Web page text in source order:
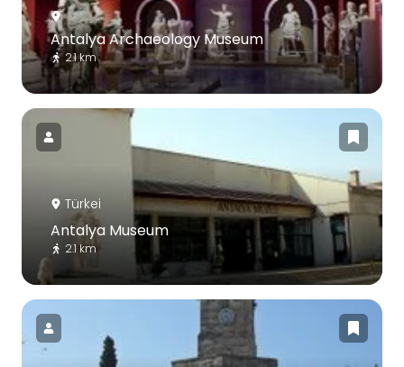
Antalya Archaeology Museum
2.1 km
Türkei
Antalya Museum
2.1 km